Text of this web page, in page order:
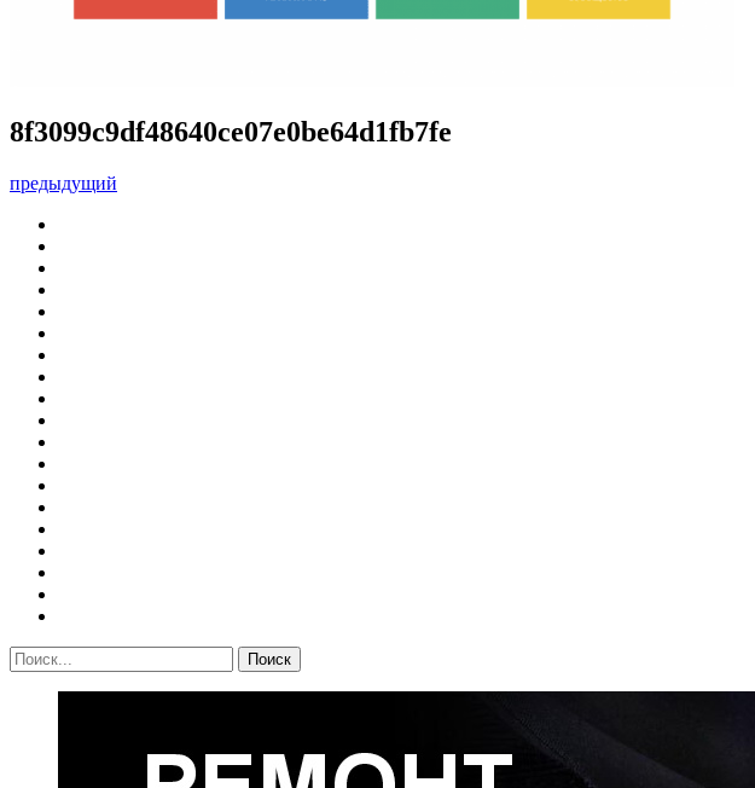
8f3099c9df48640ce07e0be64d1fb7fe
предыдущий